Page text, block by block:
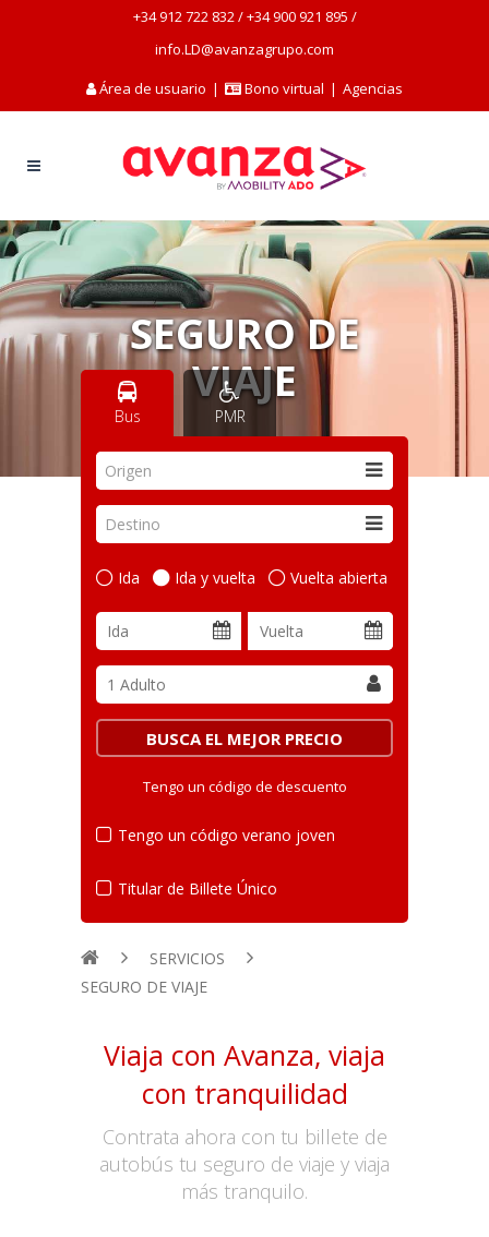
+34 912 722 832/+34 900 921 895 /
info.LD@avanzagrupo.com
Área de usuario | Bono virtual | Agencias
SEGURO DE
VIAJE
Bus PMR
Origen
Destino
Ida Ida y vuelta Vuelta abierta
Tengo un código de descuento
Tengo un código verano joven
Titular de Billete Único
SERVICIOS
SEGURO DE VIAJE
Viaja con Avanza, viaja
con tranquilidad
Contrata ahora con tu billete de
autobús tu seguro de viaje y viaja
más tranquilo.